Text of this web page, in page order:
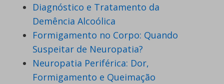
Diagnóstico e Tratamento da
Demência Alcoólica
Formigamento no Corpo: Quando
Suspeitar de Neuropatia?
Neuropatia Periférica: Dor,
Formigamento e Queimação